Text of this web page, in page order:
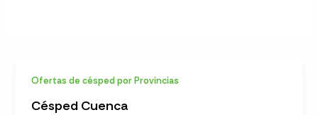
Ofertas de césped por Provincias
Césped Cuenca